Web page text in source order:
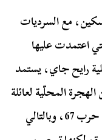
مع السرديات
اعتمدت عليها
رايح جاي، يستمد
المحلّية لعائلة
كانت تقطن في مدينة الإسماعيلية خلال حرب 67، وبالتالي